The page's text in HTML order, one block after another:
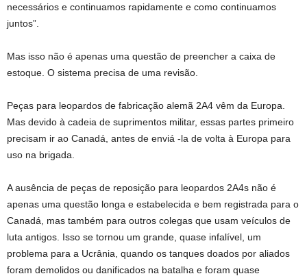
necessários e continuamos rapidamente e como continuamos
juntos”.
Mas isso não é apenas uma questão de preencher a caixa de
estoque. O sistema precisa de uma revisão.
Peças para leopardos de fabricação alemã 2A4 vêm da Europa.
Mas devido à cadeia de suprimentos militar, essas partes primeiro
precisam ir ao Canadá, antes de enviá -la de volta à Europa para
uso na brigada.
A ausência de peças de reposição para leopardos 2A4s não é
apenas uma questão longa e estabelecida e bem registrada para o
Canadá, mas também para outros colegas que usam veículos de
luta antigos. Isso se tornou um grande, quase infalível, um
problema para a Ucrânia, quando os tanques doados por aliados
foram demolidos ou danificados na batalha e foram quase